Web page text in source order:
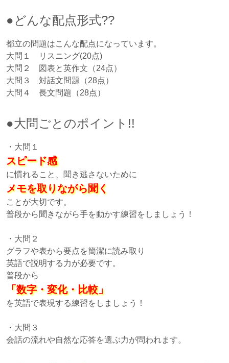
●どんな配点形式??
都立の問題はこんな配点になっています。
大問１ リスニング(20点)
大問２ 図表と英作文（24点）
大問３ 対話文問題（28点）
大問４ 長文問題（28点）
●大問ごとのポイント!!
・大問１
スピード感
に慣れること、聞き逃さないために
メモを取りながら聞く
ことが大切です。
普段から聞きながら手を動かす練習をしましょう！
・大問２
グラフや表から要点を簡潔に読み取り
英語で説明する力が必要です。
普段から
「数字・変化・比較」
を英語で表現する練習をしましょう！
・大問３
会話の流れや自然な応答を選ぶ力が問われます。